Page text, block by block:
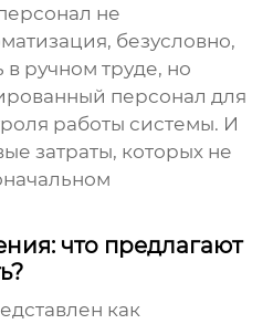
не
безусловно,
ручном труде, но
персонал для
работы системы. И
затраты, которых не
что предлагают
как